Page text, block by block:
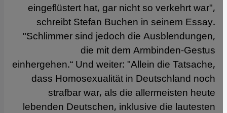
eingeflüstert hat, gar nicht so verkehrt war",
schreibt Stefan Buchen in seinem Essay.
"Schlimmer sind jedoch die Ausblendungen,
die mit dem Armbinden-Gestus
einhergehen.“ Und weiter: "Allein die Tatsache,
dass Homosexualität in Deutschland noch
strafbar war, als die allermeisten heute
lebenden Deutschen, inklusive die lautesten